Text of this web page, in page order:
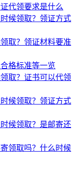
代领要求是什么
候领取？领证方式
取？领证材料要准
格标准等一览
取？证书可以代领
候领取？领证方式
候领取？是邮寄还
领取吗？什么时候